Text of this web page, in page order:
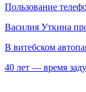
Пользование
Василия Уткина
В витебском
40 лет — время